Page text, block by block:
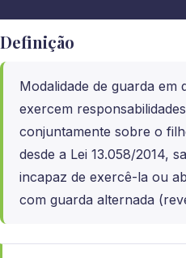
Definição
Modalidade de guarda em
exercem
conjuntamente sobre o
desde a Lei 13.058/2014,
incapaz de exercê-la ou
com guarda alternada